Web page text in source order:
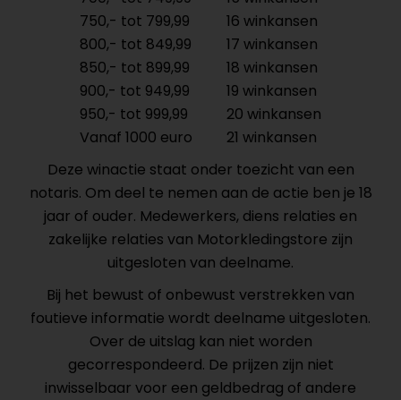
750,- tot 799,99
16 winkansen
800,- tot 849,99
17 winkansen
850,- tot 899,99
18 winkansen
900,- tot 949,99
19 winkansen
950,- tot 999,99
20 winkansen
Vanaf 1000 euro
21 winkansen
Deze winactie staat onder toezicht van een
notaris. Om deel te nemen aan de actie ben je 18
jaar of ouder. Medewerkers, diens relaties en
zakelijke relaties van Motorkledingstore zijn
uitgesloten van deelname.
Bij het bewust of onbewust verstrekken van
foutieve informatie wordt deelname uitgesloten.
Over de uitslag kan niet worden
gecorrespondeerd. De prijzen zijn niet
inwisselbaar voor een geldbedrag of andere